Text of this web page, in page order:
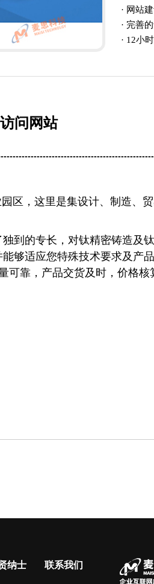
· 网站
· 完善
· 12小
访问网站
区，这里是集设计、制造、
到的专长，对钛精密铸造及
够适应您特殊技术要求及产
靠，产品交货及时，价格
纳士 联系我们